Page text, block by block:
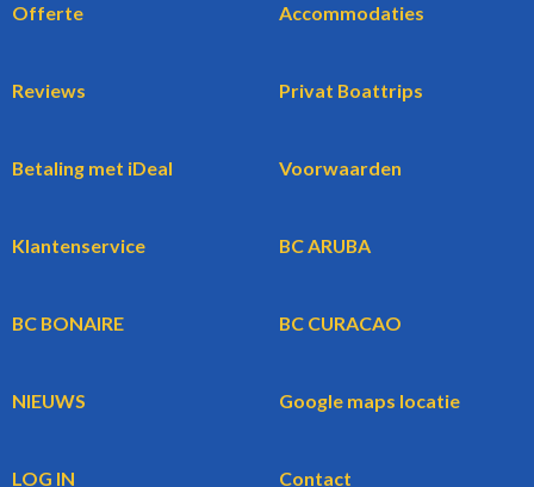
Offerte Accommodaties
Reviews Privat Boattrips
Betaling met iDeal Voorwaarden
Klantenservice BC ARUBA
BC BONAIRE BC CURACAO
NIEUWS Google maps locatie
LOG IN Contact